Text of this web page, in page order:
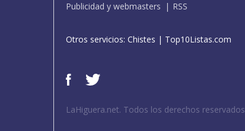
Publicidad y webmasters
RSS
Otros servicios: Chistes | Top10Listas.com
LaHiguera.net. Todos los derechos reservados